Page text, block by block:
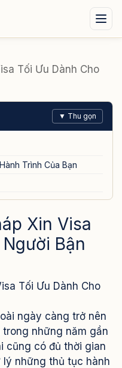
Tối Ưu Dành Cho
▼ Thu gọn
Trình Của Bạn
Xin Visa
Bận
Tối Ưu Dành Cho
ngày càng trở nên
những năm gần
cũng có đủ thời gian
những thủ tục hành